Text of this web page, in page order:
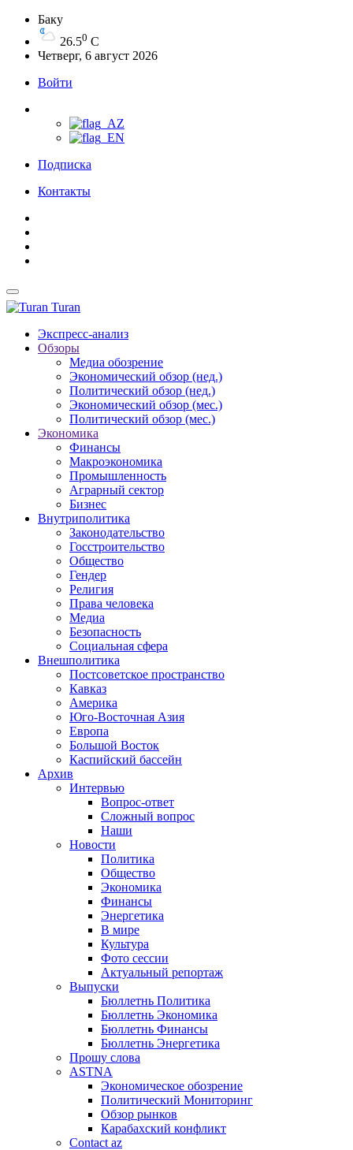
Баку
26.50 C
Четверг, 6 август 2026
Войти
Подписка
Контакты
Turan
Экспресс-анализ
Обзоры
Медиа обозрение
Экономический обзор (нед.)
Политический обзор (нед.)
Экономический обзор (мес.)
Политический обзор (мес.)
Экономика
Финансы
Макроэкономика
Промышленность
Аграрный сектор
Бизнес
Внутриполитика
Законодательство
Госстроительство
Общество
Гендер
Религия
Права человека
Медиа
Безопасность
Социальная сфера
Внешполитика
Постсоветское пространство
Кавказ
Америка
Юго-Восточная Азия
Европа
Большой Восток
Каспийский бассейн
Архив
Интервью
Вопрос-ответ
Сложный вопрос
Наши
Новости
Политика
Общество
Экономика
Финансы
Энергетика
В мире
Культура
Фото сессии
Актуальный репортаж
Выпуски
Бюллетнь Политика
Бюллетнь Экономика
Бюллетнь Финансы
Бюллетнь Энергетика
Прошу слова
ASTNA
Экономическое обозрение
Политический Мониторинг
Обзор рынков
Карабахский конфликт
Contact az